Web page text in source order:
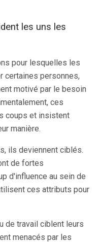
les uns les
pour lesquelles les
certaines personnes,
motivé par le besoin
ces
coups et insistent
manière.
ils deviennent ciblés.
de fortes
d'influence au sein de
ces attributs pour
de travail ciblent leurs
menacés par les